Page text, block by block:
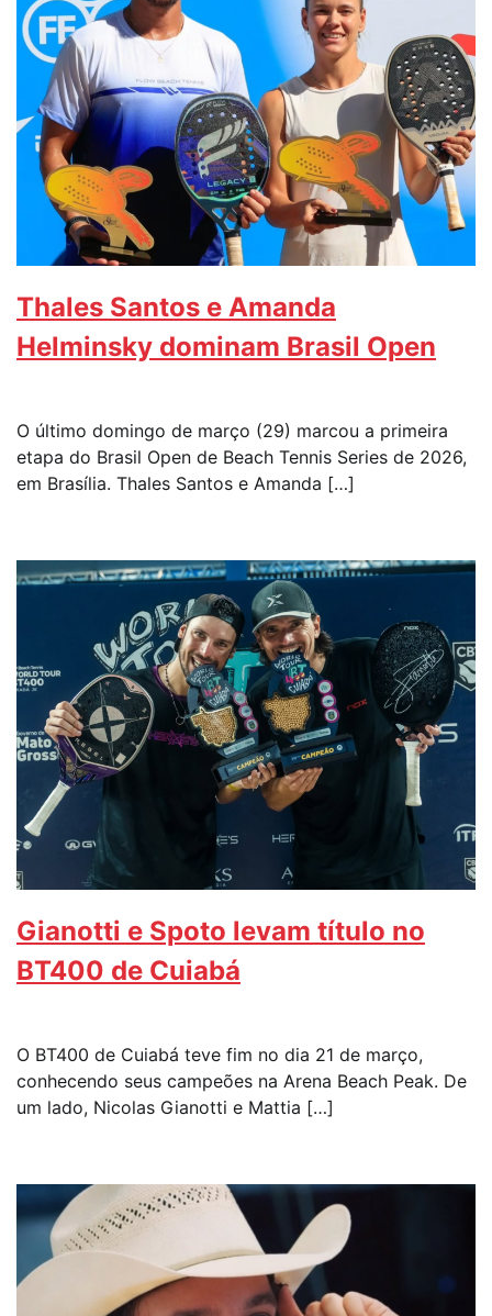
Thales Santos e Amanda
Helminsky dominam Brasil Open
O último domingo de março (29) marcou a primeira
etapa do Brasil Open de Beach Tennis Series de 2026,
em Brasília. Thales Santos e Amanda […]
Gianotti e Spoto levam título no
BT400 de Cuiabá
O BT400 de Cuiabá teve fim no dia 21 de março,
conhecendo seus campeões na Arena Beach Peak. De
um lado, Nicolas Gianotti e Mattia […]